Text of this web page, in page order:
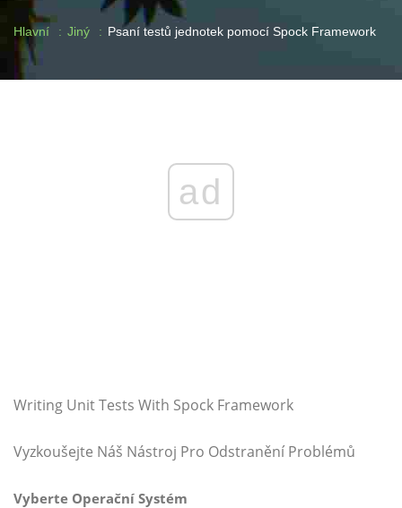
Hlavní Jiný Psaní testů jednotek pomocí Spock Framework
ad
Writing Unit Tests With Spock Framework
Vyzkoušejte Náš Nástroj Pro Odstranění Problémů
Vyberte Operační Systém